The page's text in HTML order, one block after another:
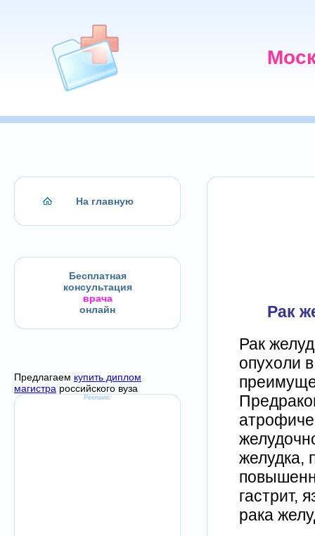
На главную
Бесплатная
консультация
врача
онлайн
Предлагаем купить диплом
магистра российского вуза
Реклама:
Рак
Рак
опухоли
желудка,
гастрит,
рака